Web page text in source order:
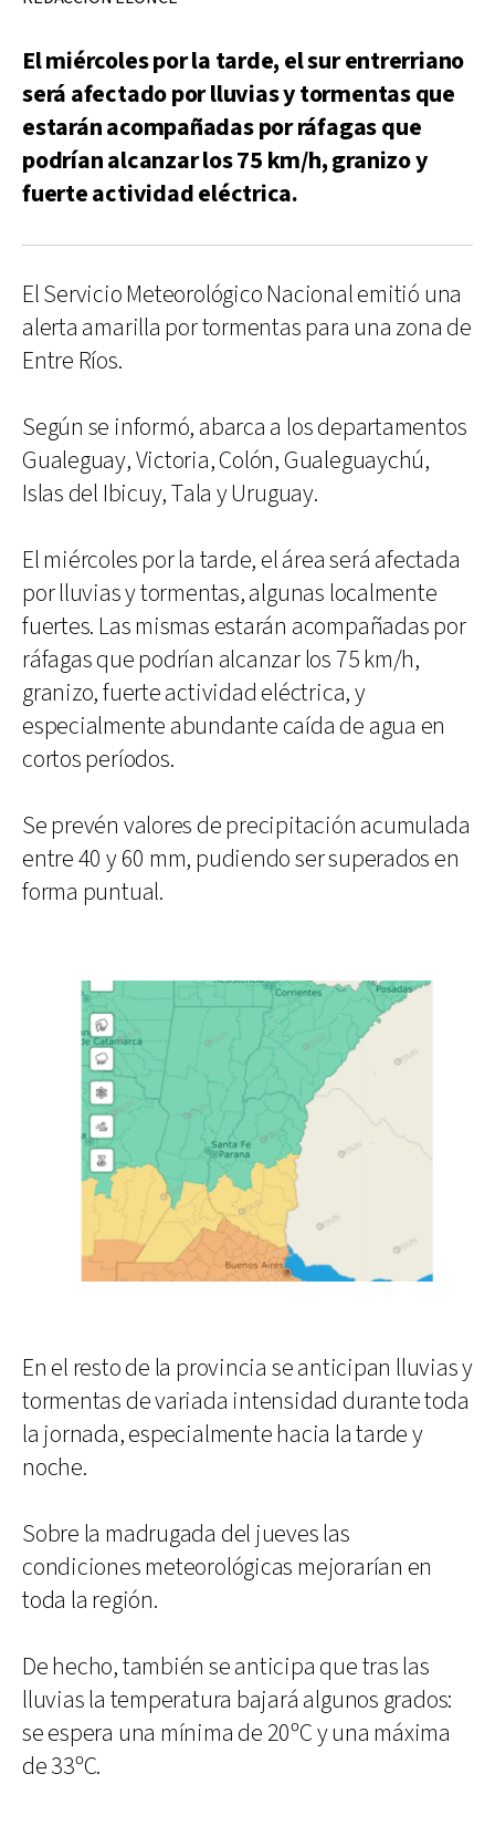
El miércoles por la tarde, el sur entrerriano
será afectado por lluvias y tormentas que
estarán acompañadas por ráfagas que
podrían alcanzar los 75 km/h, granizo y
fuerte actividad eléctrica.
El Servicio Meteorológico Nacional emitió una
alerta amarilla por tormentas para una zona de
Entre Ríos.
Según se informó, abarca a los departamentos
Gualeguay, Victoria, Colón, Gualeguaychú,
Islas del Ibicuy, Tala y Uruguay.
El miércoles por la tarde, el área será afectada
por lluvias y tormentas, algunas localmente
fuertes. Las mismas estarán acompañadas por
ráfagas que podrían alcanzar los 75 km/h,
granizo, fuerte actividad eléctrica, y
especialmente abundante caída de agua en
cortos períodos.
Se prevén valores de precipitación acumulada
entre 40 y 60 mm, pudiendo ser superados en
forma puntual.
En el resto de la provincia se anticipan lluvias y
tormentas de variada intensidad durante toda
la jornada, especialmente hacia la tarde y
noche.
Sobre la madrugada del jueves las
condiciones meteorológicas mejorarían en
toda la región.
De hecho, también se anticipa que tras las
lluvias la temperatura bajará algunos grados:
se espera una mínima de 20ºC y una máxima
de 33ºC.